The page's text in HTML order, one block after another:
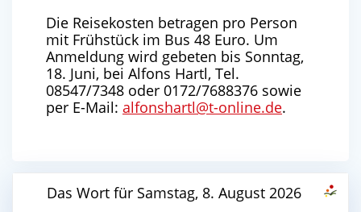
Die Reisekosten betragen pro Person
mit Frühstück im Bus 48 Euro. Um
Anmeldung wird gebeten bis Sonntag,
18. Juni, bei Alfons Hartl, Tel.
08547/7348 oder 0172/7688376 sowie
per E-Mail: alfonshartl@t-online.de.
Das Wort für Samstag, 8. August 2026